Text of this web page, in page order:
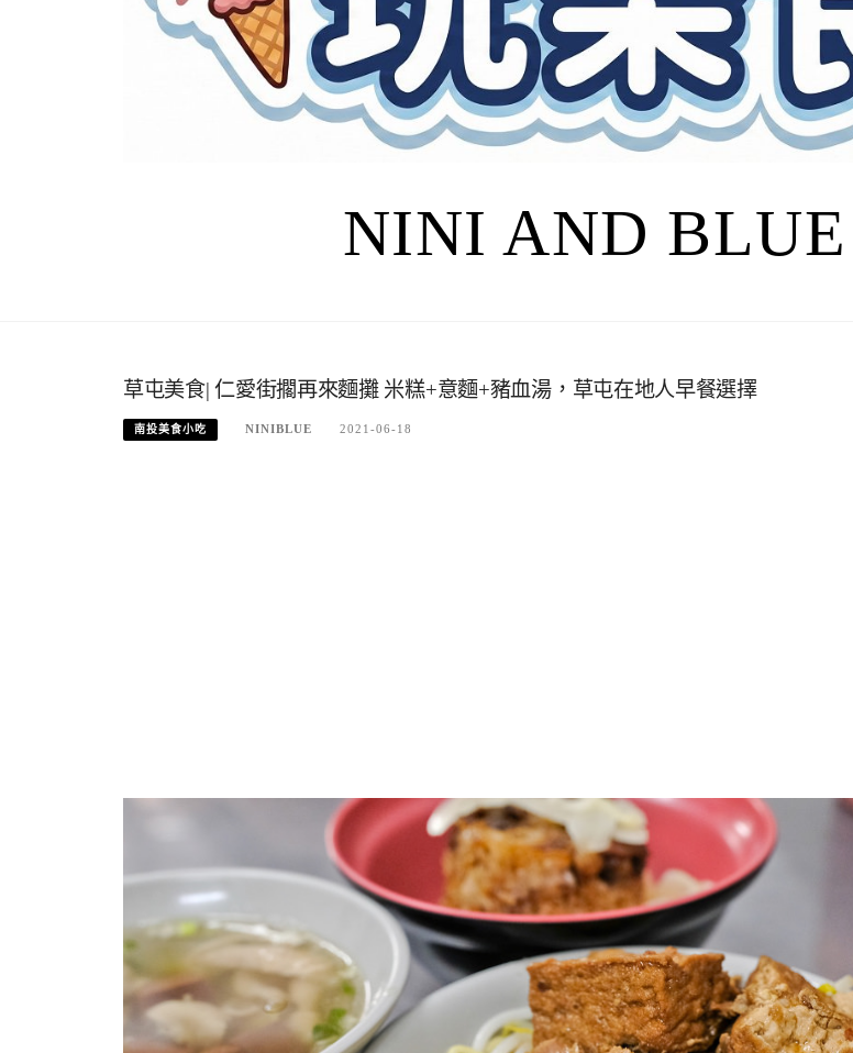
NINI AND
草屯美食| 仁愛街擱再來麵攤 米糕+意麵+豬血湯，草屯在地人早餐選擇
南投美食小吃 NINIBLUE 2021-06-18